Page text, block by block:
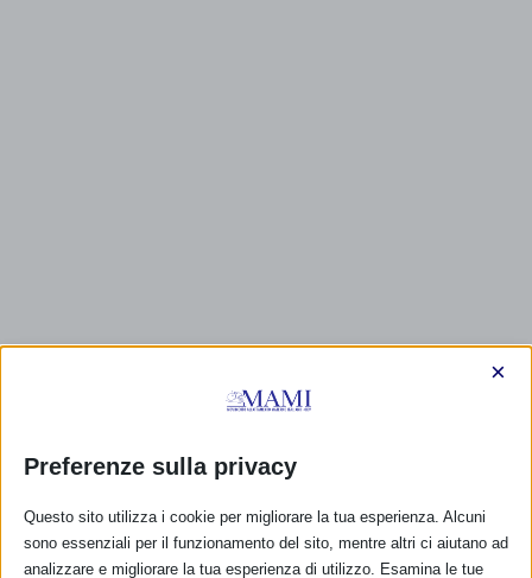
CALENDARIO EVENTI
Non ci sono eventi
Preferenze sulla privacy
×
Questo sito utilizza i cookie per migliorare la tua esperienza. Alcuni
sono essenziali per il funzionamento del sito, mentre altri ci aiutano ad
analizzare e migliorare la tua esperienza di utilizzo. Esamina le tue